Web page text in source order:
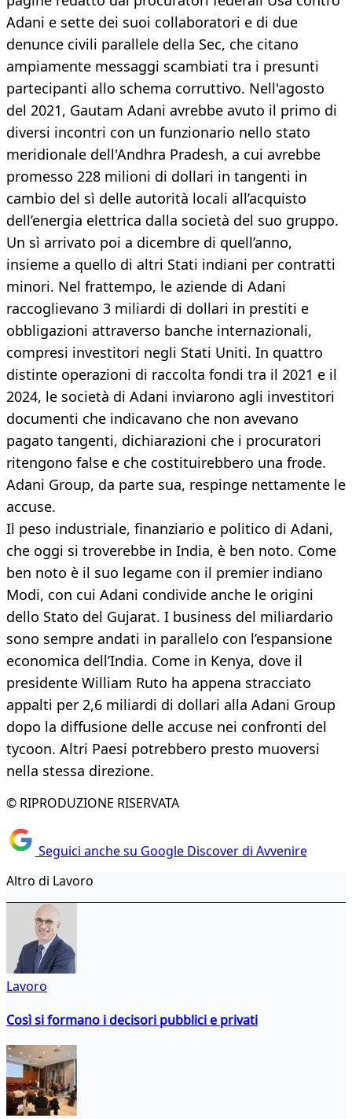
Adani e sette dei suoi collaboratori e di due
denunce civili parallele della Sec, che citano
ampiamente messaggi scambiati tra i presunti
partecipanti allo schema corruttivo. Nell'agosto
del 2021, Gautam Adani avrebbe avuto il primo di
diversi incontri con un funzionario nello stato
meridionale dell'Andhra Pradesh, a cui avrebbe
promesso 228 milioni di dollari in tangenti in
cambio del sì delle autorità locali all’acquisto
dell’energia elettrica dalla società del suo gruppo.
Un sì arrivato poi a dicembre di quell’anno,
insieme a quello di altri Stati indiani per contratti
minori. Nel frattempo, le aziende di Adani
raccoglievano 3 miliardi di dollari in prestiti e
obbligazioni attraverso banche internazionali,
compresi investitori negli Stati Uniti. In quattro
distinte operazioni di raccolta fondi tra il 2021 e il
2024, le società di Adani inviarono agli investitori
documenti che indicavano che non avevano
pagato tangenti, dichiarazioni che i procuratori
ritengono false e che costituirebbero una frode.
Adani Group, da parte sua, respinge nettamente le
accuse.
Il peso industriale, finanziario e politico di Adani,
che oggi si troverebbe in India, è ben noto. Come
ben noto è il suo legame con il premier indiano
Modi, con cui Adani condivide anche le origini
dello Stato del Gujarat. I business del miliardario
sono sempre andati in parallelo con l’espansione
economica dell’India. Come in Kenya, dove il
presidente William Ruto ha appena stracciato
appalti per 2,6 miliardi di dollari alla Adani Group
dopo la diffusione delle accuse nei confronti del
tycoon. Altri Paesi potrebbero presto muoversi
nella stessa direzione.
© RIPRODUZIONE RISERVATA
Seguici anche su Google Discover di Avvenire
Altro di Lavoro
Lavoro
Così si formano i decisori pubblici e privati